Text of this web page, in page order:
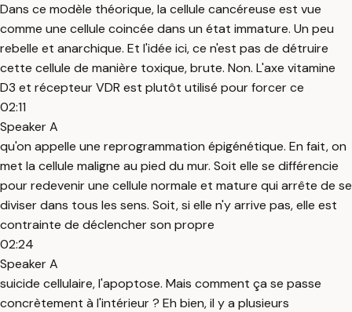
Dans ce modèle théorique, la cellule cancéreuse est vue
comme une cellule coincée dans un état immature. Un peu
rebelle et anarchique. Et l'idée ici, ce n'est pas de détruire
cette cellule de manière toxique, brute. Non. L'axe vitamine
D3 et récepteur VDR est plutôt utilisé pour forcer ce
02:11
Speaker A
qu'on appelle une reprogrammation épigénétique. En fait, on
met la cellule maligne au pied du mur. Soit elle se différencie
pour redevenir une cellule normale et mature qui arrête de se
diviser dans tous les sens. Soit, si elle n'y arrive pas, elle est
contrainte de déclencher son propre
02:24
Speaker A
suicide cellulaire, l'apoptose. Mais comment ça se passe
concrètement à l'intérieur ? Eh bien, il y a plusieurs